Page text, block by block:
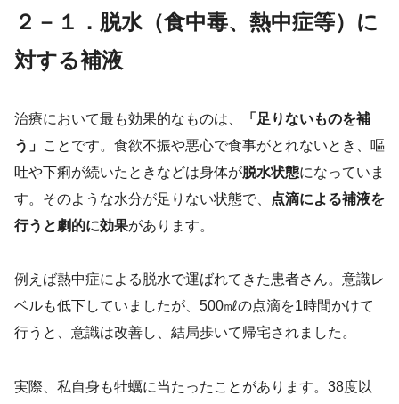
２－１．脱水（食中毒、熱中症等）に
対する補液
治療において最も効果的なものは、
「足りないものを補
う」 ことです。食欲不振や悪心で食事がとれないとき、嘔
吐や下痢が続いたときなどは身体が脱水状態になっていま
す。そのような水分が足りない状態で、
点滴による補液を
行うと劇的に効果があります。
例えば熱中症による脱水で運ばれてきた患者さん。意識レ
ベルも低下していましたが、500㎖の点滴を1時間かけて
行うと、意識は改善し、結局歩いて帰宅されました。
実際、私自身も牡蠣に当たったことがあります。38度以